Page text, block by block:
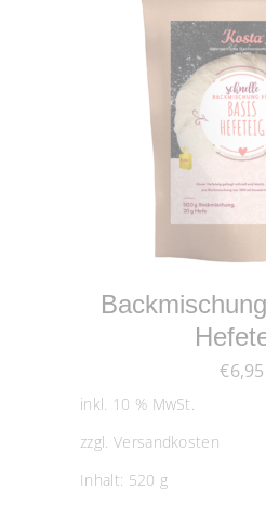
€6,95
inkl. 10 % MwSt.
zzgl. Versandkosten
Inhalt: 520 g